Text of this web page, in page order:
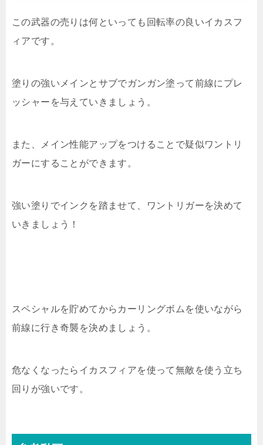
この武器の売りは何といっても回転率の良いイカスフ
ィアです。
塗りの強いメインとサブでガンガン塗って前線にプレ
ッシャーを与えていきましょう。
また、メイン性能アップをつけることで疑似ワントリ
ガーにすることができます。
強い塗りでインクを踏ませて、ワントリガーを決めて
いきましょう！
スペシャルを貯めてからカーリングボムを使いながら
前線に行き奇襲を決めましょう。
危なくなったらイカスフィアを使って無敵を使う立ち
回りが強いです。